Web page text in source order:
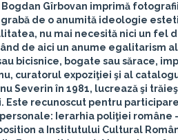
Bogdan Gîrbovan imprimă
de o anumită ideologie
nu mai necesită nici un fel
de aici un anume egalitarism
bicisnice, bogate sau sărace,
curatorul expoziţiei şi al
Severin în 1981, lucrează şi
recunoscut pentru
Ierarhia poliţiei române
a Institutului Cultural